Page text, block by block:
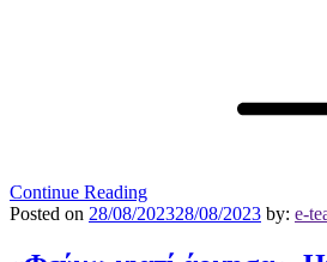
Continue Reading
Posted on 28/08/202328/08/2023 by: e-